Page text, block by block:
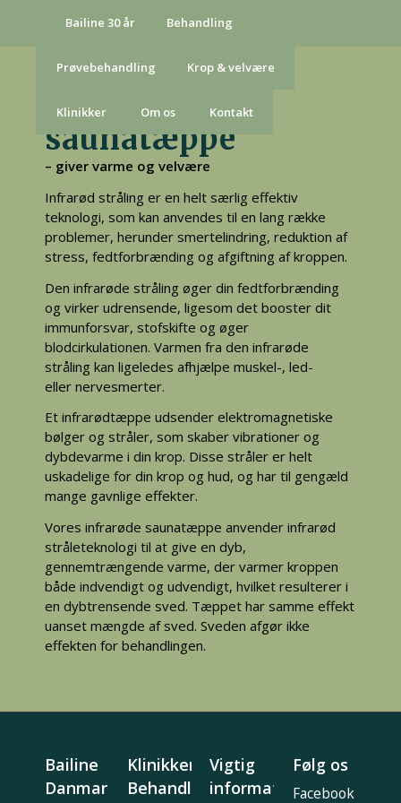
Bailine 30 år Behandling
Prøvebehandling Krop & velvære
Klinikker Om os Kontakt
Infrarødt
saunatæppe
– giver varme og velvære
Infrarød stråling er en helt særlig effektiv
teknologi, som kan anvendes til en lang række
problemer, herunder smertelindring, reduktion af
stress, fedtforbrænding og afgiftning af kroppen.
Den infrarøde stråling øger din fedtforbrænding
og virker udrensende, ligesom det booster dit
immunforsvar, stofskifte og øger
blodcirkulationen. Varmen fra den infrarøde
stråling kan ligeledes afhjælpe muskel-, led-
eller nervesmerter.
Et infrarødtæppe udsender elektromagnetiske
bølger og stråler, som skaber vibrationer og
dybdevarme i din krop. Disse stråler er helt
uskadelige for din krop og hud, og har til gengæld
mange gavnlige effekter.
Vores infrarøde saunatæppe anvender infrarød
stråleteknologi til at give en dyb,
gennemtrængende varme, der varmer kroppen
både indvendigt og udvendigt, hvilket resulterer i
en dybtrensende sved. Tæppet har samme effekt
uanset mængde af sved. Sveden afgør ikke
effekten for behandlingen.
Bailine
Danmark
Klinikker &
Behandling
Vigtig
information
Følg os
Facebook